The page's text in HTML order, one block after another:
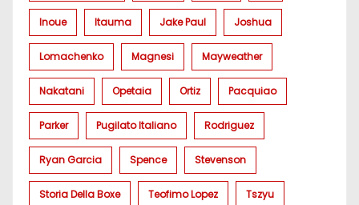
Inoue Itauma Jake Paul Joshua
Lomachenko Magnesi Mayweather
Nakatani Opetaia Ortiz Pacquiao
Parker Pugilato Italiano Rodriguez
Ryan Garcia Spence Stevenson
Storia Della Boxe Teofimo Lopez Tszyu